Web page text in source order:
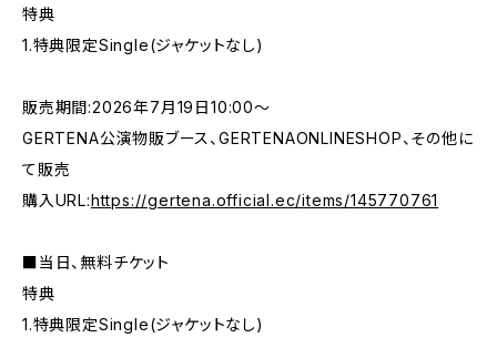
特典
1.特典限定Single(ジャケットなし)
販売期間:2026年7月19日10:00〜
GERTENA公演物販ブース、GERTENAONLINESHOP、その他に
て販売
購入URL:https://gertena.official.ec/items/145770761
■当日、無料チケット
特典
1.特典限定Single(ジャケットなし)